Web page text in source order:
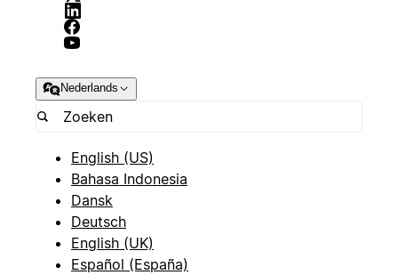
Nederlands
English (US)
Bahasa Indonesia
Dansk
Deutsch
English (UK)
Español (España)